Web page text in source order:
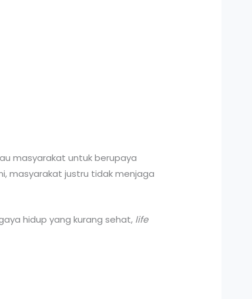
masyarakat untuk berupaya
masyarakat justru tidak menjaga
hidup yang kurang sehat, life